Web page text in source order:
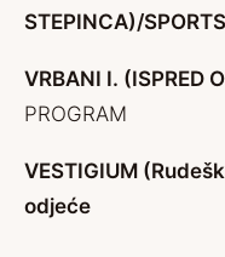
STEPINCA)/
VRBANI I. (ISPRED
PROGRAM
VESTIGIUM
odjeće